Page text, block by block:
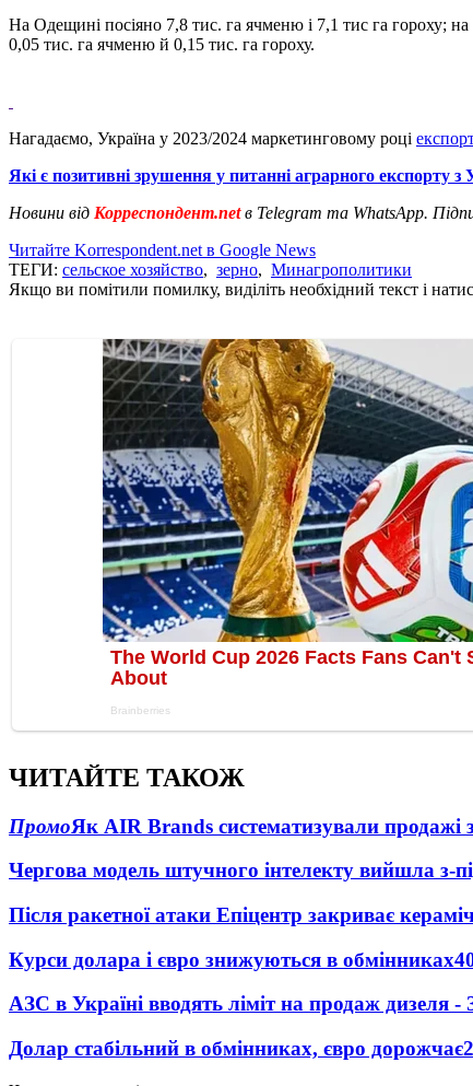
На Одещині посіяно 7,8 тис. га ячменю і 7,1 тис га гороху;
0,05 тис. га ячменю й 0,15 тис. га гороху.
Нагадаємо, Україна у 2023/2024 маркетинговому році
Які є позитивні зрушення у питанні аграрного експорту з
Новини від Корреспондент.netв Telegram та WhatsApp.
Читайте Korrespondent.net в Google News
ТЕГИ: сельское хозяйство, зерно, Минагрополитики
Якщо ви помітили помилку, виділіть необхідний текст і
ЧИТАЙТЕ ТАКОЖ
ПромоЯк AIR Brands систематизували продажі
Чергова модель штучного інтелекту вийшла з-
Після ракетної атаки Епіцентр закриває
Курси долара і євро знижуються в обмінниках
АЗС в Україні вводять ліміт на продаж дизеля -
Долар стабільний в обмінниках, євро дорожчає